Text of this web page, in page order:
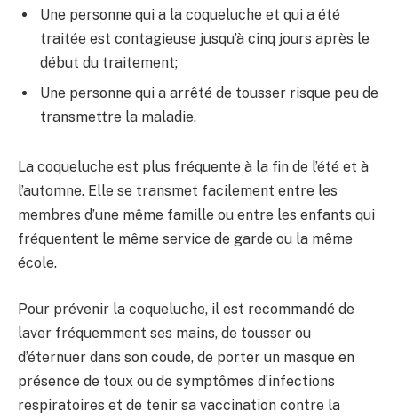
Une personne qui a la coqueluche et qui a été
traitée est contagieuse jusqu’à cinq jours après le
début du traitement;
Une personne qui a arrêté de tousser risque peu de
transmettre la maladie.
La coqueluche est plus fréquente à la fin de l’été et à
l’automne. Elle se transmet facilement entre les
membres d’une même famille ou entre les enfants qui
fréquentent le même service de garde ou la même
école.
Pour prévenir la coqueluche, il est recommandé de
laver fréquemment ses mains, de tousser ou
d’éternuer dans son coude, de porter un masque en
présence de toux ou de symptômes d’infections
respiratoires et de tenir sa vaccination contre la